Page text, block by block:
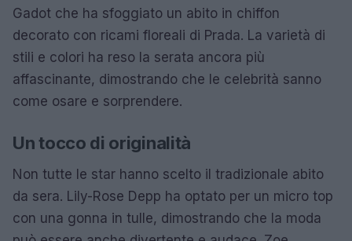
Gadot che ha sfoggiato un abito in chiffon
decorato con ricami floreali di Prada. La varietà di
stili e colori ha reso la serata ancora più
affascinante, dimostrando che le celebrità sanno
come osare e sorprendere.
Un tocco di originalità
Non tutte le star hanno scelto il tradizionale abito
da sera. Lily-Rose Depp ha optato per un micro top
con una gonna in tulle, dimostrando che la moda